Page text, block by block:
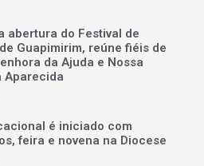
abertura do Festival de
Guapimirim, reúne fiéis de
da Ajuda e Nossa
Aparecida
é iniciado com
feira e novena na Diocese